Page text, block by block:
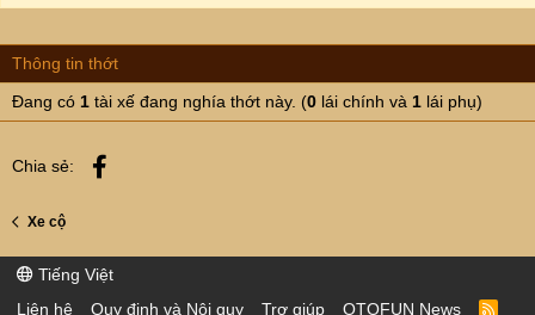
Thông tin thớt
Đang có 1 tài xế đang nghía thớt này. (0 lái chính và 1 lái phụ)
Chia sẻ:
Xe cộ
Tiếng Việt
Liên hệ
Quy định và Nội quy Trợ giúp OTOFUN News R